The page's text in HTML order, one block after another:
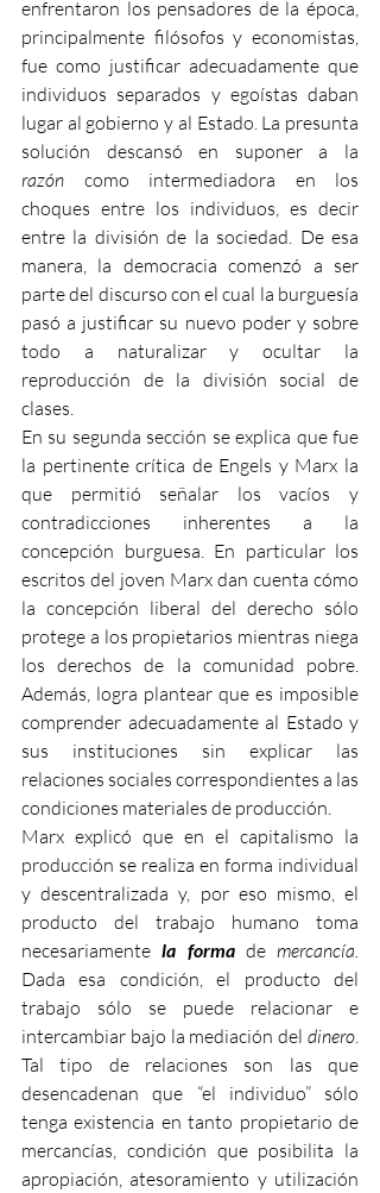
enfrentaron los pensadores de la época,
principalmente filósofos y economistas,
fue como justificar adecuadamente que
individuos separados y egoístas daban
lugar al gobierno y al Estado. La presunta
razón como intermediadora en los
choques entre los individuos, es decir
entre la división de la sociedad. De esa
manera, la democracia comenzó a ser
parte del discurso con el cual la burguesía
pasó a justificar su nuevo poder y sobre
todo a naturalizar y ocultar la
reproducción de la división social de
clases.
En su segunda sección se explica que fue
la pertinente crítica de Engels y Marx la
que permitió señalar los vacíos y
contradicciones inherentes a la
concepción burguesa. En particular los
escritos del joven Marx dan cuenta cómo
la concepción liberal del derecho sólo
protege a los propietarios mientras niega
los derechos de la comunidad pobre.
Además, logra plantear que es imposible
comprender adecuadamente al Estado y
sus instituciones sin explicar las
relaciones sociales correspondientes a las
condiciones materiales de producción.
Marx explicó que en el capitalismo la
producción se realiza en forma individual
y descentralizada y, por eso mismo, el
producto del trabajo humano toma
necesariamente la forma de mercancía.
Dada esa condición, el producto del
trabajo sólo se puede relacionar e
intercambiar bajo la mediación del dinero
Tal tipo de relaciones son las que
desencadenan que “el individuo” sólo
tenga existencia en tanto propietario de
mercancías, condición que posibilita la
apropiación, atesoramiento y utilización